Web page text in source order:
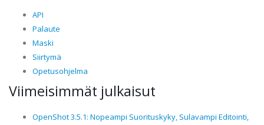
API
Palaute
Maski
Siirtymä
Opetusohjelma
Viimeisimmät julkaisut
OpenShot 3.5.1: Nopeampi Suorituskyky, Sulavampi Editointi,